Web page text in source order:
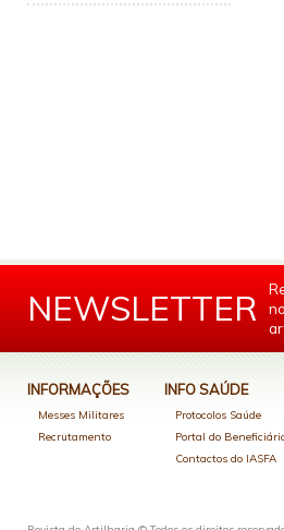
NEWSLETTER
INFORMAÇÕES
Messes Militares
Recrutamento
INFO SAÚDE
Protocolos Saúde
Portal do
Contactos do IASFA